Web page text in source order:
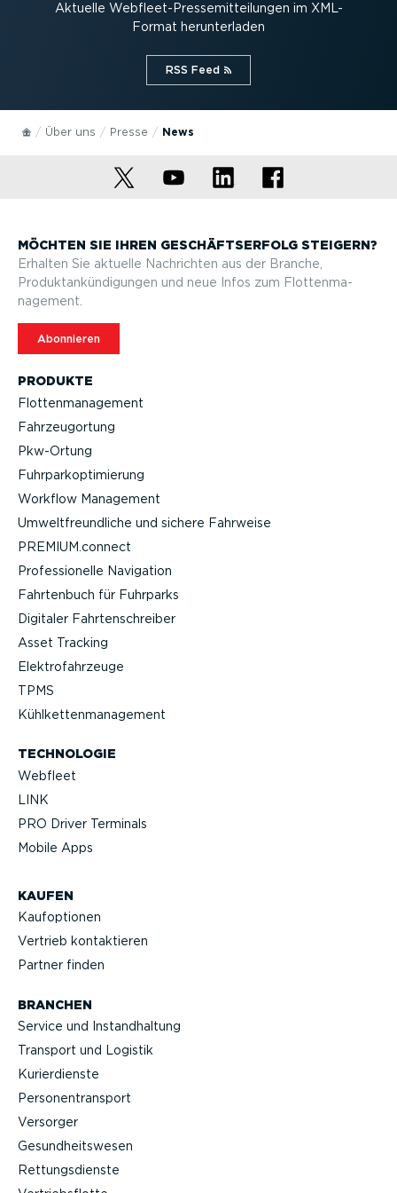
Aktuelle Webfleet-Pres­se­mit­tei­lungen im XML-
Format herun­ter­laden
RSS Feed⁠
Über uns Presse News
PRODUKTE
Flotten­ma­nagement
Fahrzeu­g­ortung
Pkw-Ortung
Fuhrpar­k­op­ti­mierung
Workflow Management
Umwelt­freund­liche und sichere Fahrweise
PREMIUM.connect
Profes­sio­nelle Navigation
Fahrtenbuch für Fuhrparks
Digitaler Fahrten­schreiber
Asset Tracking
Elektro­fahr­zeuge
TPMS
Kühlket­ten­ma­nagement
TECHNOLOGIE
Webfleet
LINK
PRO Driver Terminals
Mobile Apps
KAUFEN
Kaufop­tionen
Vertrieb kontak­tieren
Partner finden
BRANCHEN
Service und Instand­haltung
Transport und Logistik
Kurier­dienste
Perso­nen­transport
Versorger
Gesund­heits­wesen
Rettungs­dienste
MÖCHTEN SIE IHREN GESCHÄFTS­ERFOLG STEIGERN?
Erhalten Sie aktuelle Nachrichten aus der Branche,
Produktan­kün­di­gungen und neue Infos zum Flotten­ma­
nagement.
Abonnieren